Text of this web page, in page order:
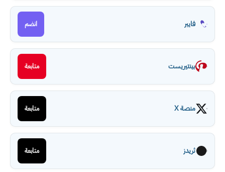
فايبر انضم
بينتيريست متابعة
منصة X متابعة
ثريدز متابعة